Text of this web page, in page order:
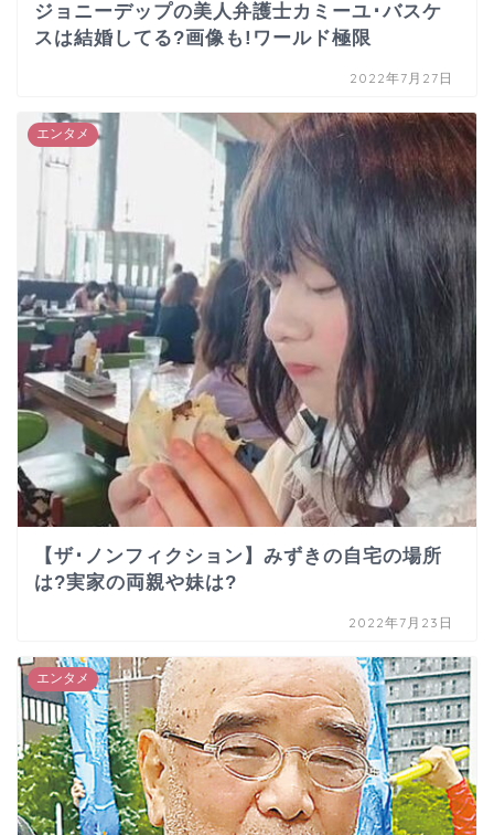
ジョニーデップの美人弁護士カミーユ･バスケ
スは結婚してる?画像も!ワールド極限
2022年7月27日
エンタメ
【ザ･ノンフィクション】みずきの自宅の場所
は?実家の両親や妹は?
2022年7月23日
エンタメ